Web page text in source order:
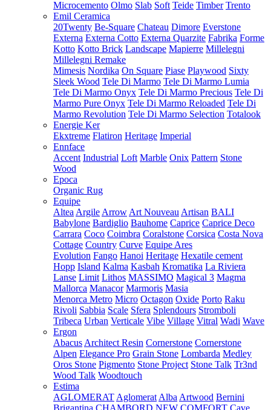
Microcemento Olmo Slab Soft Teide Timber Trento
Emil Ceramica
20Twenty Be-Square Chateau Dimore Everstone
Externa Externa Cotto Externa Quarzite Fabrika Forme
Kotto Kotto Brick Landscape Mapierre Millelegni
Millelegni Remake
Mimesis Nordika On Square Piase Playwood Sixty
Sleek Wood Tele Di Marmo Tele Di Marmo Lumia
Tele Di Marmo Onyx Tele Di Marmo Precious Tele Di
Marmo Pure Onyx Tele Di Marmo Reloaded Tele Di
Marmo Revolution Tele Di Marmo Selection Totalook
Energie Ker
Ekxtreme Flatiron Heritage Imperial
Ennface
Accent Industrial Loft Marble Onix Pattern Stone
Wood
Epoca
Organic Rug
Equipe
Altea Argile Arrow Art Nouveau Artisan BALI
Babylone Bardiglio Bauhome Caprice Caprice Deco
Carrara Coco Coimbra Coralstone Corsica Costa Nova
Cottage Country Curve Equipe Ares
Evolution Fango Hanoi Heritage Hexatile cement
Hopp Island Kalma Kasbah Kromatika La Riviera
Lanse Limit Lithos MASSIMO Magical 3 Magma
Mallorca Manacor Marmoris Masia
Menorca Metro Micro Octagon Oxide Porto Raku
Rivoli Sabbia Scale Sfera Splendours Stromboli
Tribeca Urban Verticale Vibe Village Vitral Wadi Wave
Ergon
Abacus Architect Resin Cornerstone Cornerstone
Alpen Elegance Pro Grain Stone Lombarda Medley
Oros Stone Pigmento Stone Project Stone Talk Tr3nd
Wood Talk Woodtouch
Estima
AGLOMERAT Aglomerat Alba Artwood Bernini